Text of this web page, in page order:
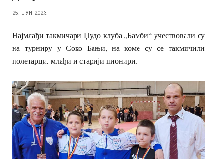
25. ЈУН 2023.
Најмлађи такмичари Џудо клуба „Бамби“ учествовали су
на турниру у Соко Бањи, на коме су се такмичили
полетарци, млађи и старији пионири.